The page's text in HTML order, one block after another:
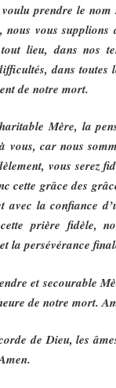
voulu prendre le
nous vous
lieu, dans nos
dans toutes
de notre mort.
Mère, la
vous, car nous
vous serez
cette grâce des
avec la confiance
prière fidèle,
la persévérance
et secourable
de notre mort.
de Dieu, les